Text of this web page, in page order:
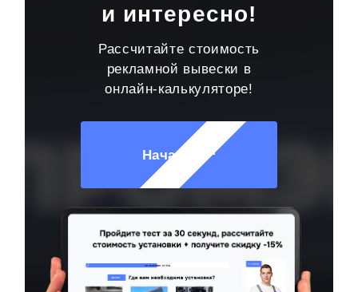
и интересно!
Рассчитайте стоимость
рекламной вывески в
онлайн-калькуляторе!
Начать